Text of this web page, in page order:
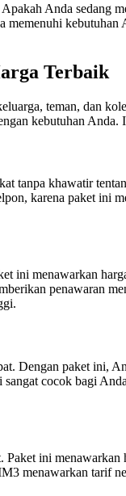
Anda sedang
Terbaik
teman, dan
kebutuhan
tanpa khawatir
karena paket ini
ini menawarkan
penawaran
Dengan paket ini,
cocok bagi
ini
menawarkan tarif